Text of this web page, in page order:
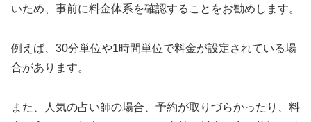
いため、事前に料金体系を確認することをお勧めします。
例えば、30分単位や1時間単位で料金が設定されている場
合があります。
また、人気の占い師の場合、予約が取りづらかったり、料